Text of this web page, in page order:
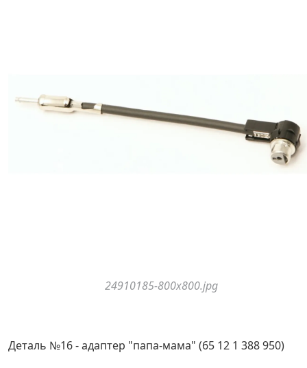
24910185-800x800.jpg
Деталь №16 - адаптер "папа-мама" (65 12 1 388 950)